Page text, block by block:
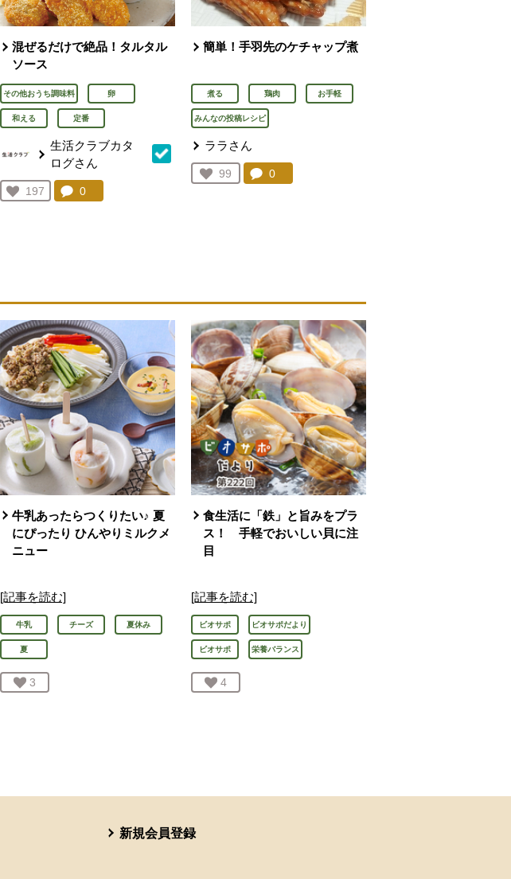
混ぜるだけで絶品！タルタル
ソース
その他おうち調味料 卵
和える 定番
生活クラブカタ
ログさん
お気に入り登録：
197
人が登録
コメント：
0件。コメントを見る。
簡単！手羽先のケチャップ煮
煮る 鶏肉 お手軽
みんなの投稿レシピ
ララさん
お気に入り登録：
99
人が登録
コメント：
0件。コメントを見る。
牛乳あったらつくりたい♪ 夏
にぴったり ひんやりミルクメ
ニュー
[記事を読む]
牛乳 チーズ 夏休み
夏
お気に入り登録：
3
食生活に「鉄」と旨みをプラ
ス！ 手軽でおいしい貝に注
目
[記事を読む]
ビオサポ ビオサポだより
ビオサポ 栄養バランス
お気に入り登録：
4人が登録
新規会員登録